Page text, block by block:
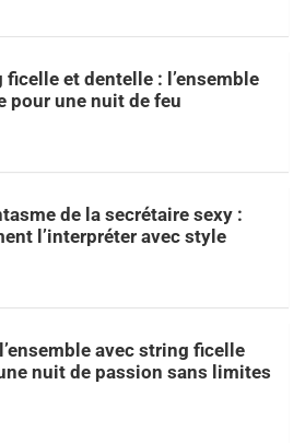
ficelle et dentelle : l’ensemble
pour une nuit de feu
de la secrétaire sexy :
l’interpréter avec style
avec string ficelle
nuit de passion sans limites